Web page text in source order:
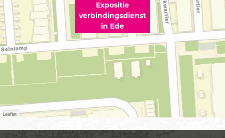
Expositie
verbindingsdienst
in Ede
Leaflet